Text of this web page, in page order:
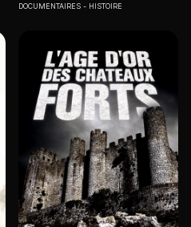
DOCUMENTAIRES HISTOIRE